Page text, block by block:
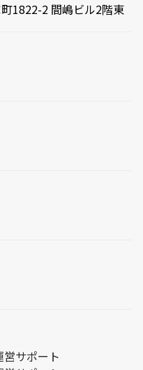
1822-2 間嶋ビル2階東
サポート